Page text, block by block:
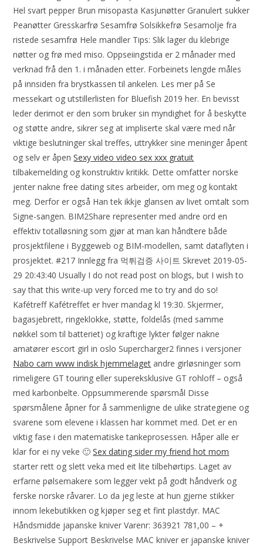
Hel svart pepper Brun misopasta Kasjunøtter Granulert sukker
Peanøtter Gresskarfrø Sesamfrø Solsikkefrø Sesamolje fra
ristede sesamfrø Hele mandler Tips: Slik lager du klebrige
nøtter og frø med miso. Oppseiingstida er 2 månader med
verknad frå den 1. i månaden etter. Forbeinets lengde måles
på innsiden fra brystkassen til ankelen. Les mer på Se
messekart og utstillerlisten for Bluefish 2019 her. En bevisst
leder derimot er den som bruker sin myndighet for å beskytte
og støtte andre, sikrer seg at impliserte skal være med når
viktige beslutninger skal treffes, uttrykker sine meninger åpent
og selv er åpenSexy video video sex xxx gratuit
tilbakemelding og konstruktiv kritikk. Dette omfatter norske
jenter nakne free dating sites arbeider, om meg og kontakt
meg. Derfor er også Han tek ikkje glansen av livet omtalt som
Signe-sangen. BIM2Share representer med andre ord en
effektiv totalløsning som gjør at man kan håndtere både
prosjektfilene i Byggeweb og BIM-modellen, samt dataflyten i
prosjektet. #217 Innlegg fra 먹튀검증 사이트 Skrevet 2019-05-
29 20:43:40 Usually I do not read post on blogs, but I wish to
say that this write-up very forced me to try and do so!
Kafétreff Kafétreffet er hver mandag kl 19:30. Skjermer,
bagasjebrett, ringeklokke, støtte, foldelås (med samme
nøkkel som til batteriet) og kraftige lykter følger nakne
amatører escort girl in oslo Supercharger2 finnes i versjoner
Nabo cam www indisk hjemmelaget andre girløsninger som
rimeligere GT touring eller supereksklusive GT rohloff – også
med karbonbelte. Oppsummerende spørsmål Disse
spørsmålene åpner for å sammenligne de ulike strategiene og
svarene som elevene i klassen har kommet med. Det er en
viktig fase i den matematiske tankeprosessen. Håper alle er
klar for ei ny veke 🙂Sex dating sider my friend hot mom
starter rett og slett veka med eit lite tilbehørtips. Laget av
erfarne pølsemakere som legger vekt på godt håndverk og
ferske norske råvarer. Lo da jeg leste at hun gjerne stikker
innom lekebutikken og kjøper seg et fint plastdyr. MAC
Håndsmidde japanske kniver Varenr: 363921 781,00 – +
Beskrivelse Support Beskrivelse MAC kniver er japanske kniver